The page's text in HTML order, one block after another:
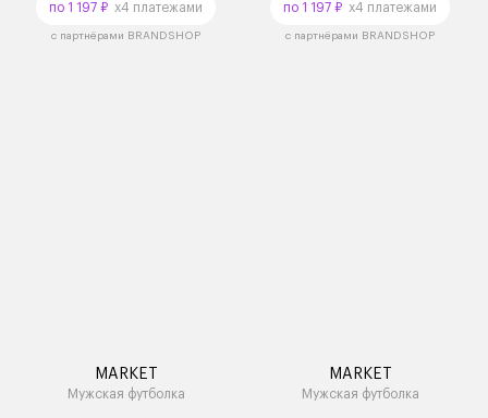
по 1 197 ₽ x4 платежами
с партнёрами BRANDSHOP
по 1 197 ₽ x4 платежами
с партнёрами BRANDSHOP
MARKET
Мужская футболка
MARKET
Мужская футболка